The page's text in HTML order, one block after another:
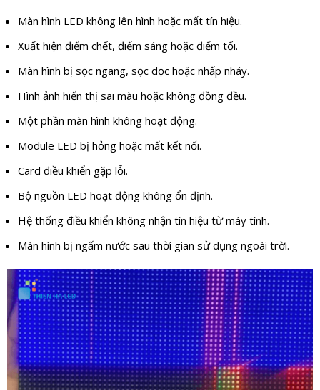
Màn hình LED không lên hình hoặc mất tín hiệu.
Xuất hiện điểm chết, điểm sáng hoặc điểm tối.
Màn hình bị sọc ngang, sọc dọc hoặc nhấp nháy.
Hình ảnh hiển thị sai màu hoặc không đồng đều.
Một phần màn hình không hoạt động.
Module LED bị hỏng hoặc mất kết nối.
Card điều khiển gặp lỗi.
Bộ nguồn LED hoạt động không ổn định.
Hệ thống điều khiển không nhận tín hiệu từ máy tính.
Màn hình bị ngấm nước sau thời gian sử dụng ngoài trời.